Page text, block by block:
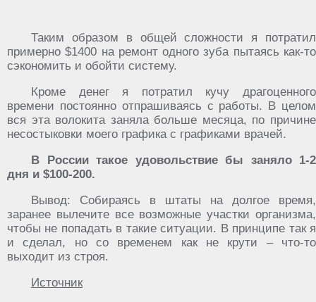
Таким образом в общей сложности я потратил
примерно $1400 на ремонт одного зуба пытаясь как-то
сэкономить и обойти систему.
Кроме денег я потратил кучу драгоценного
времени постоянно отпрашиваясь с работы. В целом
вся эта волокита заняла больше месяца, по причине
несостыковки моего графика с графиками врачей.
В России такое удовольствие бы заняло 1-2
дня и $100-200.
Вывод: Собираясь в штаты на долгое время,
заранее вылечите все возможные участки организма,
чтобы не попадать в такие ситуации. В принципе так я
и сделал, но со временем как не крути – что-то
выходит из строя.
Источник